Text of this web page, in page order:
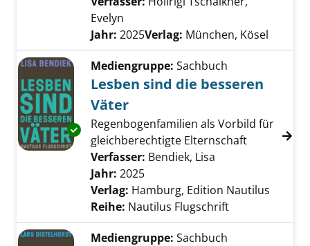
Evelyn
Jahr: 2025Verlag: München, Kösel
Exemplar-Details von Lesben sind die
Mediengruppe: Sachbuch
Lesben sind die besseren
Väter
Regenbogenfamilien als Vorbild für
gleichberechtigte Elternschaft
Verfasser: Bendiek, Lisa
Jahr: 2025
Verlag: Hamburg, Edition Nautilus
Reihe: Nautilus Flugschrift
Mediengruppe: Sachbuch